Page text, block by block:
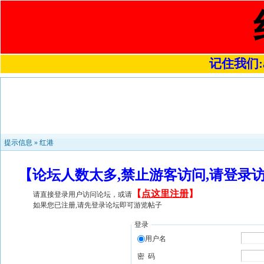
记住我们
提示信息 » 红港
【论坛人数太多,禁止游客访问,请登
请直接登录用户访问论坛，或请 【 点这里注册】
如果您已注册,请先登录论坛即可游览帖子
登录
用户名
密 码